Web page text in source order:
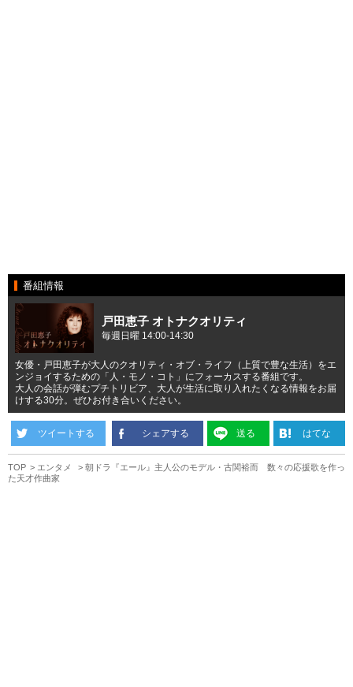
番組情報
戸田恵子 オトナクオリティ
毎週日曜 14:00-14:30
女優・戸田恵子が大人のクオリティ・オブ・ライフ（上質で豊な生活）をエ
ンジョイするための「人・モノ・コト」にフォーカスする番組です。
大人の会話が弾むプチトリビア、大人が生活に取り入れたくなる情報をお届
けする30分。ぜひお付き合いください。
ツイートする シェアする 送る はてな
TOP エンタメ
朝ドラ『エール』主人公のモデル・古関裕而 数々の応援歌を作っ
た天才作曲家